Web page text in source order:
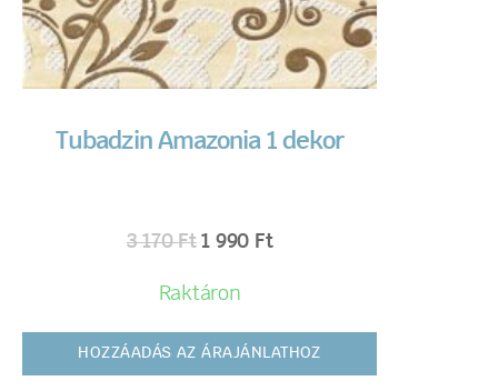
Tubadzin Amazonia 1 dekor
3 170Ft 1 990 Ft
Raktáron
HOZZÁADÁS AZ ÁRAJÁNLATHOZ